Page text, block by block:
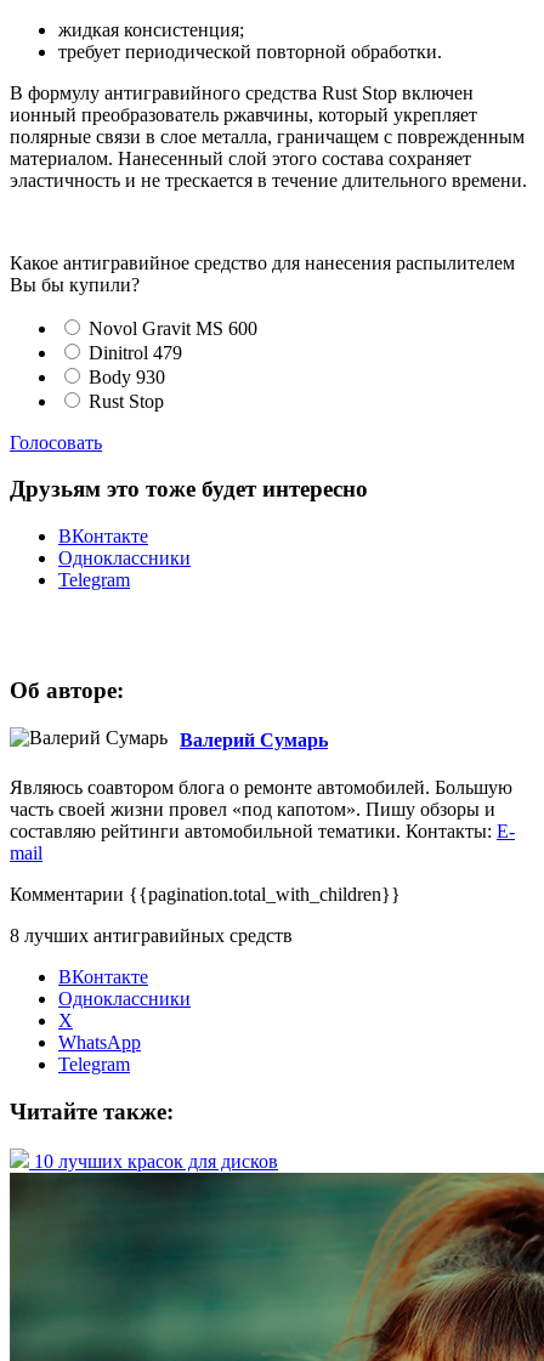
жидкая консистенция;
требует периодической повторной обработки.
В формулу антигравийного средства Rust Stop включен
ионный преобразователь ржавчины, который укрепляет
полярные связи в слое металла, граничащем с поврежденным
материалом. Нанесенный слой этого состава сохраняет
эластичность и не трескается в течение длительного времени.
Какое антигравийное средство для нанесения распылителем
Вы бы купили?
Novol Gravit MS 600
Dinitrol 479
Body 930
Rust Stop
Голосовать
Друзьям это тоже будет интересно
ВКонтакте
Одноклассники
Telegram
Об авторе:
Валерий Сумарь
Являюсь соавтором блога о ремонте автомобилей. Большую
часть своей жизни провел «под капотом». Пишу обзоры и
составляю рейтинги автомобильной тематики. Контакты: E-
mail
Комментарии {{pagination.total_with_children}}
8 лучших антигравийных средств
ВКонтакте
Одноклассники
X
WhatsApp
Telegram
Читайте также:
10 лучших красок для дисков